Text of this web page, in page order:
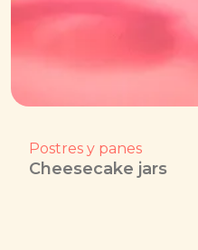
Postres y panes
Cheesecake jars